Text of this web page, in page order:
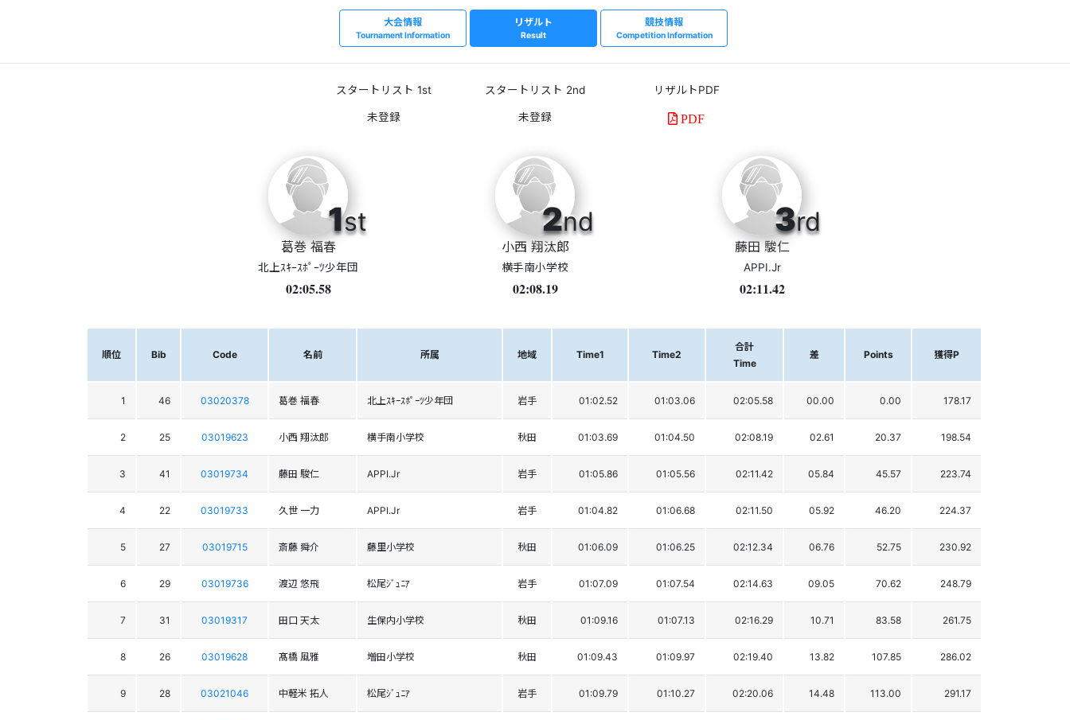
大会情報
Tournament Information
リザルト
Result
競技情報
Competition Information
スタートリスト 1st スタートリスト 2nd リザルトPDF
PDF
1st
葛巻 福春
北上ｽｷｰｽﾎﾟｰﾂ少年団
02:05.58
2nd
小西 翔汰郎
横手南小学校
02:08.19
3rd
藤田 駿仁
APPI.Jr
02:11.42
順位 Bib Code 名前 所属 地域 Time1 Time2
合計
Time
差 Points 獲得P
1 46 03020378 葛巻 福春 北上ｽｷｰｽﾎﾟｰﾂ少年団 岩手 01:02.52 01:03.06 02:05.58 00.00 0.00 178.17
2 25 03019623 小西 翔汰郎 横手南小学校 秋田 01:03.69 01:04.50 02:08.19 02.61 20.37 198.54
3 41 03019734 藤田 駿仁 APPI.Jr 岩手 01:05.86 01:05.56 02:11.42 05.84 45.57 223.74
4 22 03019733 久世 一力 APPI.Jr 岩手 01:04.82 01:06.68 02:11.50 05.92 46.20 224.37
5 27 03019715 斎藤 舜介 藤里小学校 秋田 01:06.09 01:06.25 02:12.34 06.76 52.75 230.92
6 29 03019736 渡辺 悠飛 松尾ｼﾞｭﾆｱ 岩手 01:07.09 01:07.54 02:14.63 09.05 70.62 248.79
7 31 03019317 田口 天太 生保内小学校 秋田 01:09.16 01:07.13 02:16.29 10.71 83.58 261.75
8 26 03019628 髙橋 風雅 増田小学校 秋田 01:09.43 01:09.97 02:19.40 13.82 107.85 286.02
9 28 03021046 中軽米 拓人 松尾ｼﾞｭﾆｱ 岩手 01:09.79 01:10.27 02:20.06 14.48 113.00 291.17